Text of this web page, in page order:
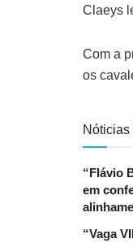
Claeys
Com a
os
Nóticias
“Flávio
em
“Vaga